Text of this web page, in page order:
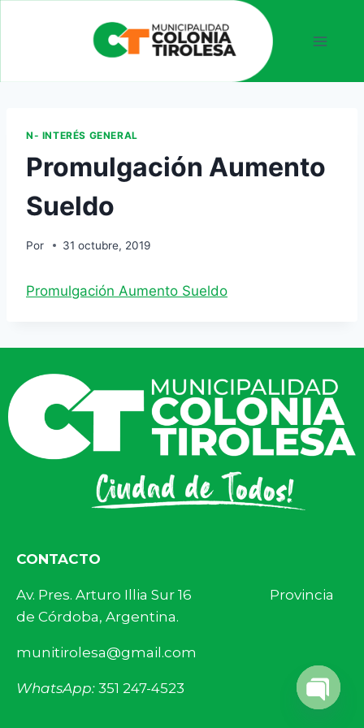
N- INTERÉS GENERAL
Promulgación Aumento
Sueldo
Por 31 octubre, 2019
Promulgación Aumento Sueldo
CONTACTO
Av. Pres. Arturo Illia Sur 16 Provincia
de Córdoba, Argentina.
munitirolesa@gmail.com
WhatsApp: 351 247-4523